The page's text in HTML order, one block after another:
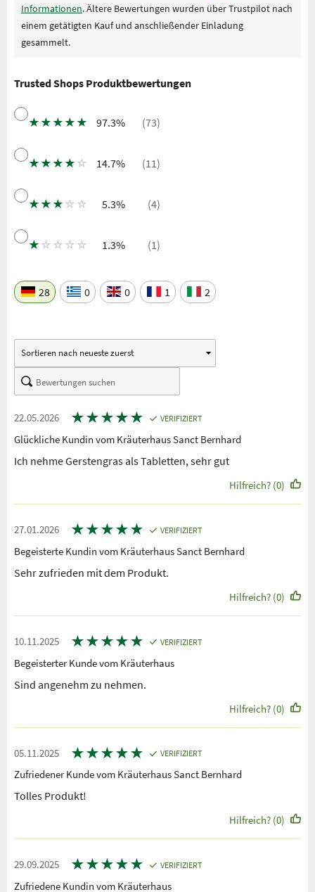
Informationen. Ältere Bewertungen wurden über Trustpilot nach
einem getätigten Kauf und anschließender Einladung
gesammelt.
Trusted Shops Produktbewertungen
★ ★ ★ ★ ★ 97.3% (73)
★ ★ ★ ★ ☆ 14.7% (11)
★ ★ ★ ☆ ☆ 5.3% (4)
★ ☆ ☆ ☆ ☆ 1.3% (1)
28 0 0 1 2
22.05.2026 ★★★★★ VERIFIZIERT
Glückliche Kundin vom Kräuterhaus Sanct Bernhard
Ich nehme Gerstengras als Tabletten, sehr gut
Hilfreich? (0)
27.01.2026 ★★★★★ VERIFIZIERT
Begeisterte Kundin vom Kräuterhaus Sanct Bernhard
Sehr zufrieden mit dem Produkt.
Hilfreich? (0)
10.11.2025 ★★★★★ VERIFIZIERT
Begeisterter Kunde vom Kräuterhaus
Sind angenehm zu nehmen.
Hilfreich? (0)
05.11.2025 ★★★★★ VERIFIZIERT
Zufriedener Kunde vom Kräuterhaus Sanct Bernhard
Tolles Produkt!
Hilfreich? (0)
29.09.2025 ★★★★★ VERIFIZIERT
Zufriedene Kundin vom Kräuterhaus